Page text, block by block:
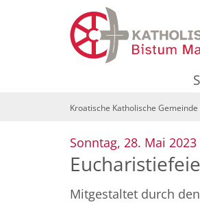
Kroatische Katholische
Sonntag, 28. Mai 2023
Mitgestaltet durch